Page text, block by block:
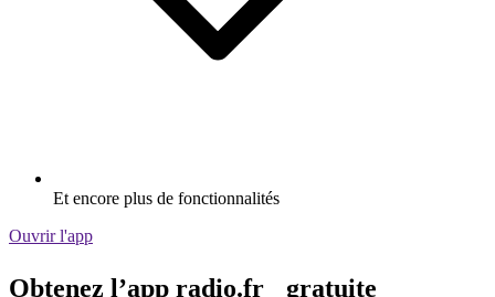
Et encore plus de fonctionnalités
Ouvrir l'app
Obtenez l’app radio.fr gratuite